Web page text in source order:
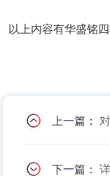
以上内容有华盛铭四
上一篇：
下一篇：